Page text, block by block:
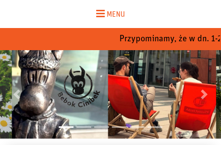
MENU
Przypominamy, że w dn. 1-
Poprzedni